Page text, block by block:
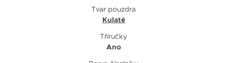
Tvar pouzdra
Kulaté
Tříručky
Ano